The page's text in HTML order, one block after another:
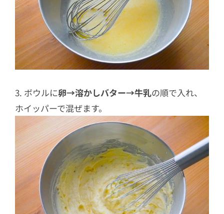
3. ボウルに卵→溶かしバター→牛乳の順で入れ、
ホイッパーで混ぜます。